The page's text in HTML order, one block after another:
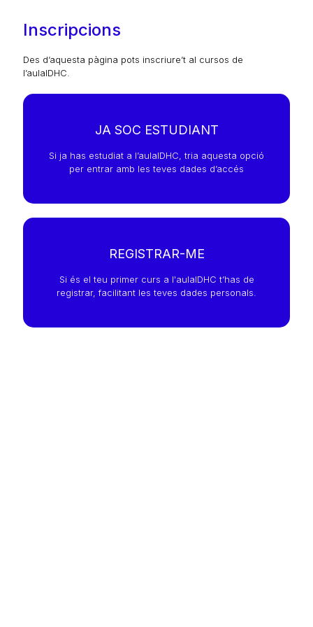
Inscripcions
Des d’aquesta pàgina pots inscriure’t al cursos de
l’aulaIDHC.
JA SOC ESTUDIANT
Si ja has estudiat a l’aulaIDHC, tria aquesta opció
per entrar amb les teves dades d’accés
REGISTRAR-ME
Si és el teu primer curs a l'aulaIDHC t’has de
registrar, facilitant les teves dades personals.